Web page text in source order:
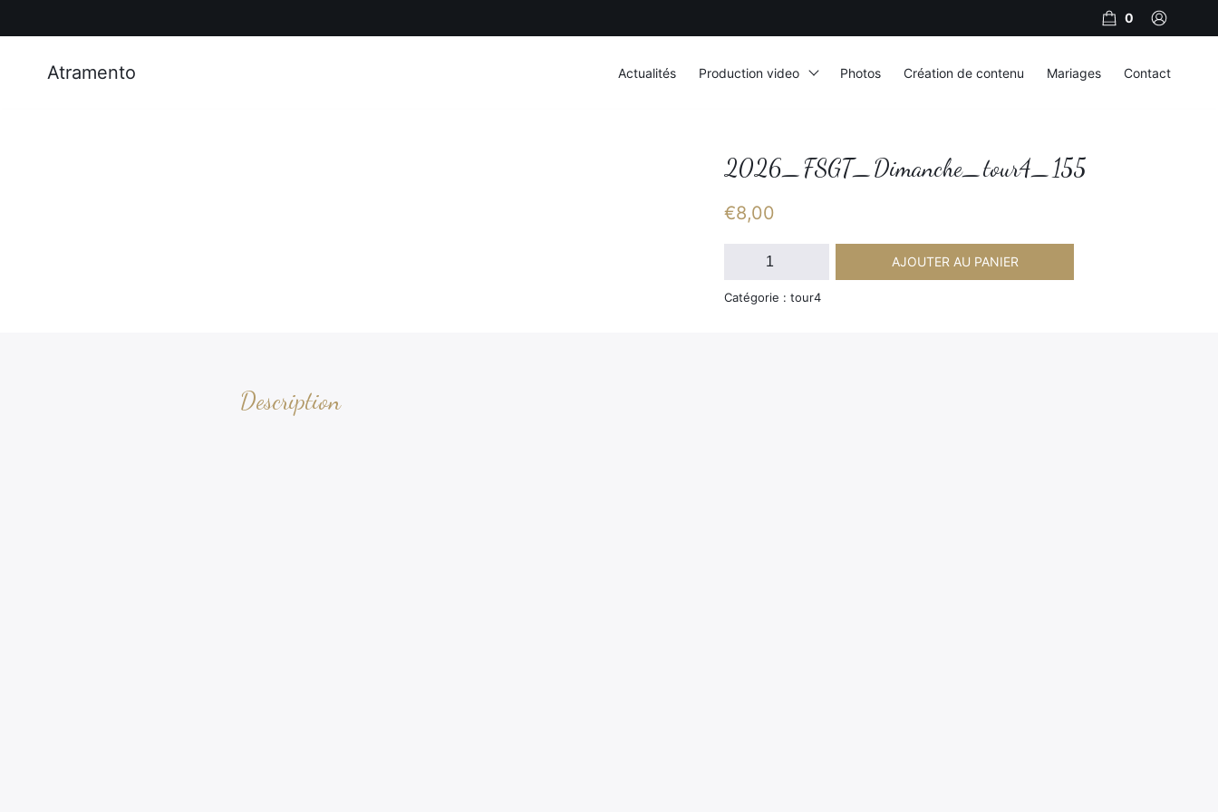
2026_FSGT_Dimanche_tour4_155
€8,00
quantité
2026_FSGT_Dimanche_tour4_155
AJOUTER AU PANIER
Catégorie : tour4
Description
0
Atramento Actualités Production video Photos Création de contenu Mariages Contact